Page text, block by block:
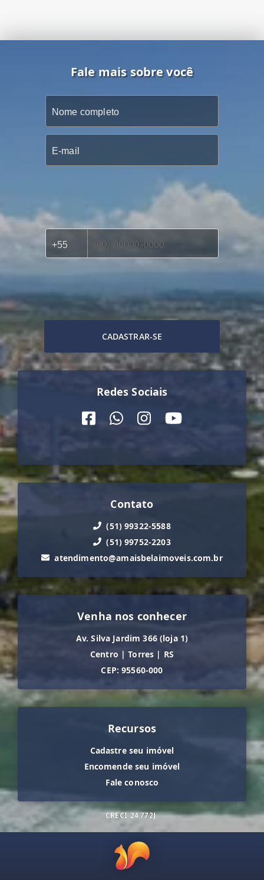
Fale mais sobre você
CADASTRAR-SE
Redes Sociais
Contato
(51) 99322-5588
(51) 99752-2203
atendimento@amaisbelaimoveis.com.br
Venha nos conhecer
Av. Silva Jardim 366 (loja 1)
Centro | Torres | RS
CEP: 95560-000
Recursos
Cadastre seu imóvel
Encomende seu imóvel
Fale conosco
CRECI 24.772J